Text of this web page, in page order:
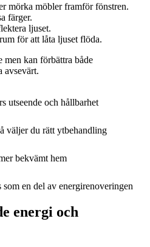
mörka möbler framför fönstren.
färger.
ljuset.
för att låta ljuset flöda.
men kan förbättra både
avsevärt.
utseende och hållbarhet
väljer du rätt ytbehandling
bekvämt hem
en del av energirenoveringen
energi och